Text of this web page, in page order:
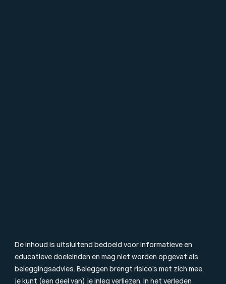
Cookiebeleid
De inhoud is uitsluitend bedoeld voor informatieve en
educatieve doeleinden en mag niet worden opgevat als
beleggingsadvies. Beleggen brengt risico’s met zich mee,
je kunt (een deel van) je inleg verliezen. In het verleden